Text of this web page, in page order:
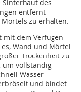
Sinterhaut des
entfernt
zu erhalten.
mit dem Verfugen
Wand und Mörtel
Trockenheit zu
um vollständig
Wasser
und bindet